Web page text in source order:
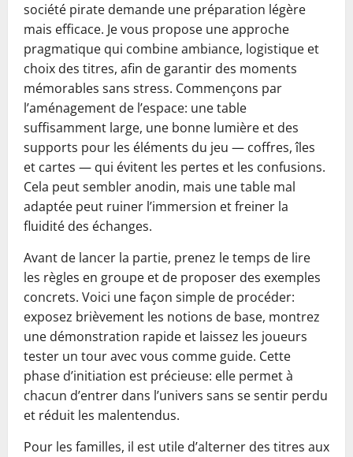
société pirate demande une préparation légère
mais efficace. Je vous propose une approche
pragmatique qui combine ambiance, logistique et
choix des titres, afin de garantir des moments
mémorables sans stress. Commençons par
l’aménagement de l’espace: une table
suffisamment large, une bonne lumière et des
supports pour les éléments du jeu — coffres, îles
et cartes — qui évitent les pertes et les confusions.
Cela peut sembler anodin, mais une table mal
adaptée peut ruiner l’immersion et freiner la
fluidité des échanges.
Avant de lancer la partie, prenez le temps de lire
les règles en groupe et de proposer des exemples
concrets. Voici une façon simple de procéder:
exposez brièvement les notions de base, montrez
une démonstration rapide et laissez les joueurs
tester un tour avec vous comme guide. Cette
phase d’initiation est précieuse: elle permet à
chacun d’entrer dans l’univers sans se sentir perdu
et réduit les malentendus.
Pour les familles, il est utile d’alterner des titres aux